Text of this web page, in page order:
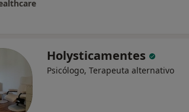
Holysticamentes
Psicólogo, Terapeuta alternativo